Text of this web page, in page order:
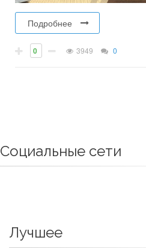
Подробнее
0 3949 0
Социальные сети
Лучшее